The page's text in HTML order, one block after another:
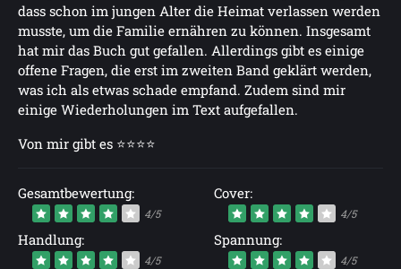
dass schon im jungen Alter die Heimat verlassen werden
musste, um die Familie ernähren zu können. Insgesamt
hat mir das Buch gut gefallen. Allerdings gibt es einige
offene Fragen, die erst im zweiten Band geklärt werden,
was ich als etwas schade empfand. Zudem sind mir
einige Wiederholungen im Text aufgefallen.
Von mir gibt es ⭐⭐⭐⭐
Gesamtbewertung:
4/5
Cover:
4/5
Handlung:
4/5
Spannung:
4/5